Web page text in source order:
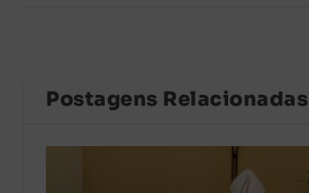
Postagens Relacionadas